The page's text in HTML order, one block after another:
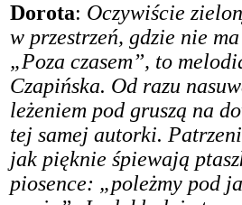
Dorota: Oczywiście
w przestrzeń, gdzie nie
„Poza czasem”, to
Czapińska. Od razu
leżeniem pod gruszą na
tej samej autorki.
jak pięknie śpiewają
piosence: „poleżmy pod